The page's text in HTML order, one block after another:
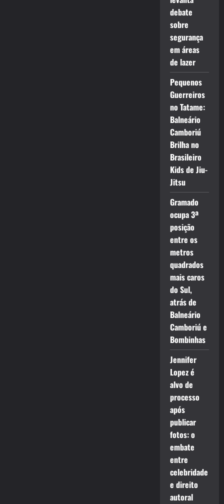
debate
sobre
segurança
em áreas
de lazer
Pequenos
Guerreiros
no Tatame:
Balneário
Camboriú
Brilha no
Brasileiro
Kids de Jiu-
Jitsu
Gramado
ocupa 3ª
posição
entre os
metros
quadrados
mais caros
do Sul,
atrás de
Balneário
Camboriú e
Bombinhas
Jennifer
Lopez é
alvo de
processo
após
publicar
fotos: o
embate
entre
celebridade
e direito
autoral